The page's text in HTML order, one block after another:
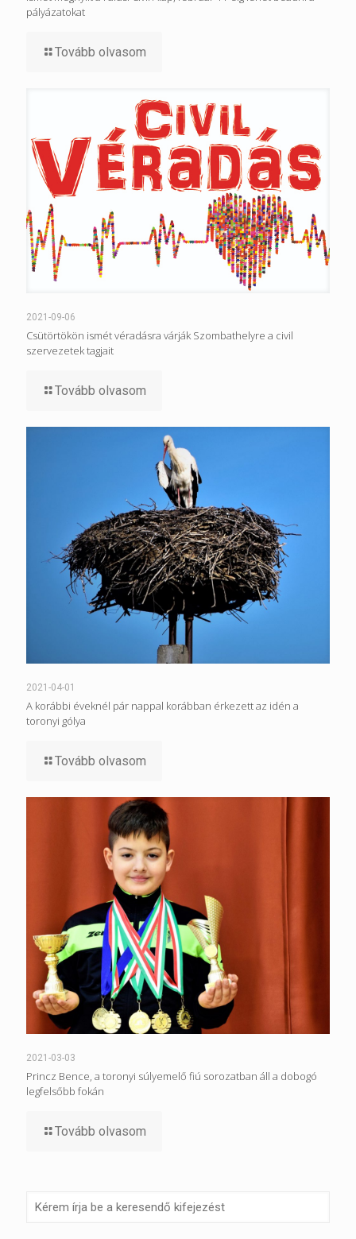
pályázatokat
Tovább olvasom
2021-09-06
Csütörtökön ismét véradásra várják Szombathelyre a civil
szervezetek tagjait
Tovább olvasom
2021-04-01
A korábbi éveknél pár nappal korábban érkezett az idén a
toronyi gólya
Tovább olvasom
2021-03-03
Princz Bence, a toronyi súlyemelő fiú sorozatban áll a dobogó
legfelsőbb fokán
Tovább olvasom